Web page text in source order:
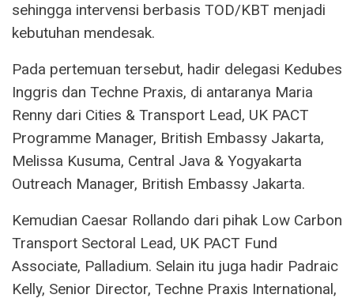
sehingga intervensi berbasis TOD/KBT menjadi
kebutuhan mendesak.
Pada pertemuan tersebut, hadir delegasi Kedubes
Inggris dan Techne Praxis, di antaranya Maria
Renny dari Cities & Transport Lead, UK PACT
Programme Manager, British Embassy Jakarta,
Melissa Kusuma, Central Java & Yogyakarta
Outreach Manager, British Embassy Jakarta.
Kemudian Caesar Rollando dari pihak Low Carbon
Transport Sectoral Lead, UK PACT Fund
Associate, Palladium. Selain itu juga hadir Padraic
Kelly, Senior Director, Techne Praxis International,